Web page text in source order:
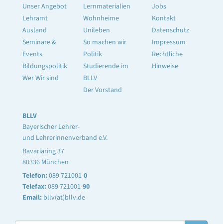
Unser Angebot
Lehramt
Ausland
Seminare &
Events
Bildungspolitik
Wer Wir sind
Lernmaterialien
Wohnheime
Unileben
So machen wir
Politik
Studierende im
BLLV
Der Vorstand
Jobs
Kontakt
Datenschutz
Impressum
Rechtliche
Hinweise
BLLV
Bayerischer Lehrer-
und Lehrerinnenverband e.V.
Bavariaring 37
80336 München
Telefon:089 721001-0
Telefax:089 721001-90
Email: bllv(at)bllv.de